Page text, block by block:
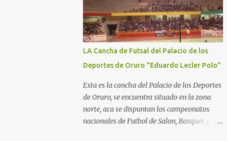
LA Cancha de Futsal del Palacio de los
Deportes de Oruro "Eduardo Lecler Polo"
Esta es la cancha del Palacio de los Deportes
de Oruro, se encuentra situado en la zona
norte, aca se dispuntan los campeonatos
nacionales de Futbol de Salon, Basquet y